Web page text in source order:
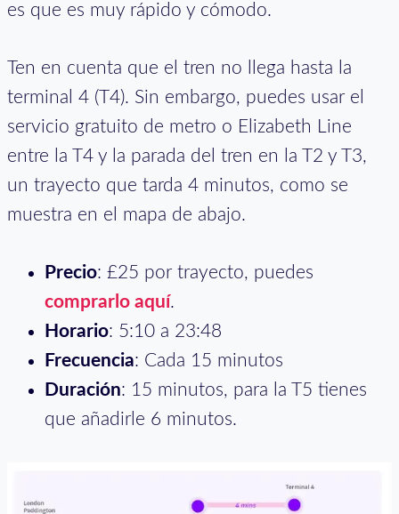
es que es muy rápido y cómodo.
Ten en cuenta que el tren no llega hasta la
terminal 4 (T4). Sin embargo, puedes usar el
servicio gratuito de metro o Elizabeth Line
entre la T4 y la parada del tren en la T2 y T3,
un trayecto que tarda 4 minutos, como se
muestra en el mapa de abajo.
Precio: £25 por trayecto, puedes
comprarlo aquí.
Horario: 5:10 a 23:48
Frecuencia: Cada 15 minutos
Duración: 15 minutos, para la T5 tienes
que añadirle 6 minutos.